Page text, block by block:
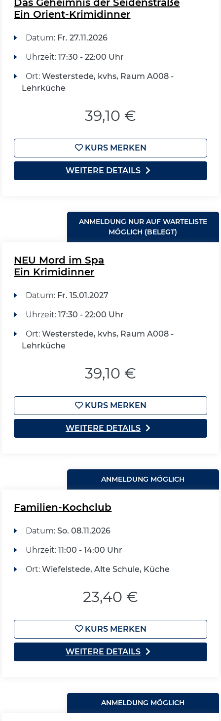
Das Geheimnis der Seidenstraße
Ein Orient-Krimidinner
Datum: Fr. 27.11.2026
Uhrzeit: 17:30 - 22:00 Uhr
Ort: Westerstede, kvhs, Raum A008 -
Lehrküche
39,10 €
KURS MERKEN
WEITERE DETAILS
ANMELDUNG NUR AUF WARTELISTE
MÖGLICH (BELEGT)
NEU Mord im Spa
Ein Krimidinner
Datum: Fr. 15.01.2027
Uhrzeit: 17:30 - 22:00 Uhr
Ort: Westerstede, kvhs, Raum A008 -
Lehrküche
39,10 €
KURS MERKEN
WEITERE DETAILS
ANMELDUNG MÖGLICH
Familien-Kochclub
Datum: So. 08.11.2026
Uhrzeit: 11:00 - 14:00 Uhr
Ort: Wiefelstede, Alte Schule, Küche
23,40 €
KURS MERKEN
WEITERE DETAILS
ANMELDUNG MÖGLICH